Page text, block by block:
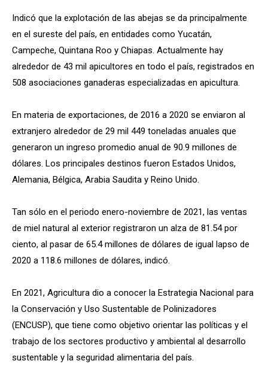
Indicó que la explotación de las abejas se da principalmente
en el sureste del país, en entidades como Yucatán,
Campeche, Quintana Roo y Chiapas. Actualmente hay
alrededor de 43 mil apicultores en todo el país, registrados en
508 asociaciones ganaderas especializadas en apicultura.
En materia de exportaciones, de 2016 a 2020 se enviaron al
extranjero alrededor de 29 mil 449 toneladas anuales que
generaron un ingreso promedio anual de 90.9 millones de
dólares. Los principales destinos fueron Estados Unidos,
Alemania, Bélgica, Arabia Saudita y Reino Unido.
Tan sólo en el periodo enero-noviembre de 2021, las ventas
de miel natural al exterior registraron un alza de 81.54 por
ciento, al pasar de 65.4 millones de dólares de igual lapso de
2020 a 118.6 millones de dólares, indicó.
En 2021, Agricultura dio a conocer la Estrategia Nacional para
la Conservación y Uso Sustentable de Polinizadores
(ENCUSP), que tiene como objetivo orientar las políticas y el
trabajo de los sectores productivo y ambiental al desarrollo
sustentable y la seguridad alimentaria del país.